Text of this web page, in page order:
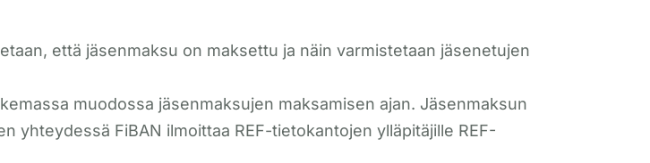
että jäsenmaksu on maksettu ja näin varmistetaan jäsenetujen
muodossa jäsenmaksujen maksamisen ajan. Jäsenmaksun
yhteydessä FiBAN ilmoittaa REF-tietokantojen ylläpitäjille REF-